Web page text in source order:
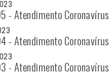
- Atendimento Coronavírus
- Atendimento Coronavírus
- Atendimento Coronavírus